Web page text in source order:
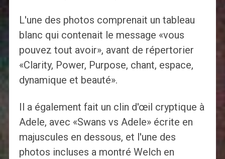
L'une des photos comprenait un tableau
blanc qui contenait le message «vous
pouvez tout avoir», avant de répertorier
«Clarity, Power, Purpose, chant, espace,
dynamique et beauté».
Il a également fait un clin d'œil cryptique à
Adele, avec «Swans vs Adele» écrite en
majuscules en dessous, et l'une des
photos incluses a montré Welch en